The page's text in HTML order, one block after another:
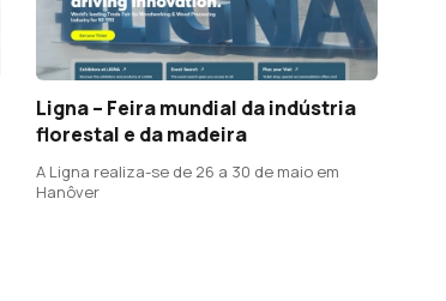
Ligna – Feira mundial da indústria
florestal e da madeira
A Ligna realiza-se de 26 a 30 de maio em
Hanôver